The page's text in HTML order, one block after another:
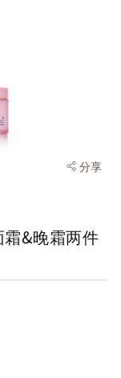
分享
&晚霜两件